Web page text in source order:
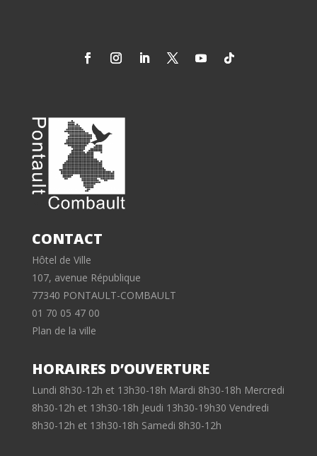
CONTACT
Hôtel de Ville
107, avenue République
77340 PONTAULT-COMBAULT
01 70 05 47 00
Plan de la ville
HORAIRES D’OUVERTURE
Lundi 8h30-12h et 13h30-18h Mardi 8h30-18h Mercredi
8h30-12h et 13h30-18h Jeudi 13h30-19h30 Vendredi
8h30-12h et 13h30-18h Samedi 8h30-12h